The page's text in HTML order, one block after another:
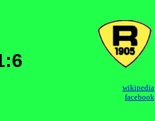
wikipedia
facebook